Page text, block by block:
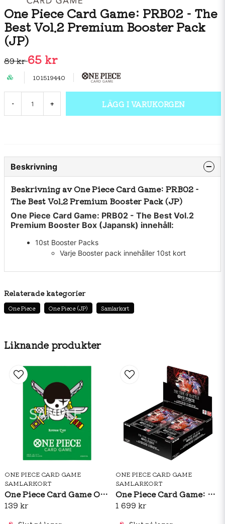
One Piece Card Game: PRB02 - The
Best Vol.2 Premium Booster Pack
(JP)
89 kr65 kr
101519440
- + LÄGG I VARUKORGEN
Liknande produkter
ONE PIECE CARD GAME
SAMLARKORT
One Piece Card Game Official Sleeves: Premium Matte Roronoa Zoro
139 kr
ONE PIECE CARD GAME
SAMLARKORT
One Piece Card Game: OP16 The Time Of Battle Booster Box (ENG)
1 699 kr
Beskrivning
Beskrivning av One Piece Card Game: PRB02 -
The Best Vol.2 Premium Booster Pack (JP)
One Piece Card Game: PRB02 - The Best Vol.2
Premium Booster Box (Japansk) innehåll:
10st Booster Packs
Varje Booster pack innehåller 10st kort
Relaterade kategorier
One Piece One Piece (JP) Samlarkort